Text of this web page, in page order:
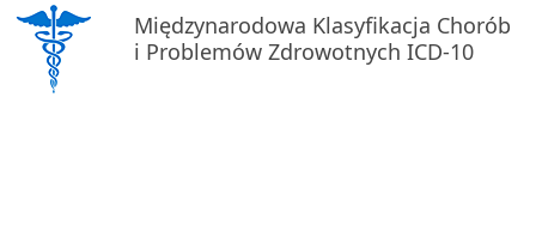
Międzynarodowa Klasyfikacja Chorób
i Problemów Zdrowotnych ICD-10